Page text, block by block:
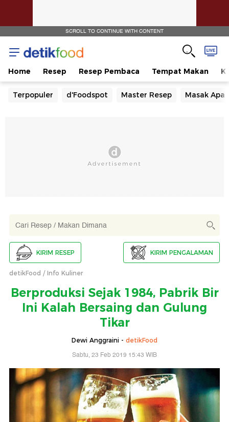
SCROLL TO CONTINUE WITH CONTENT
Home Resep Resep Pembaca Tempat Makan
Terpopuler d'Foodspot Master Resep Masak Apa
KIRIM RESEP KIRIM PENGALAMAN
detikFood Info Kuliner
Berproduksi Sejak 1984, Pabrik Bir
Ini Kalah Bersaing dan Gulung
Tikar
Dewi Anggraini - detikFood
Sabtu, 23 Feb 2019 15:43 WIB